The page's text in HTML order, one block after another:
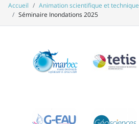
Accueil
Animation scientifique et technique
Séminaire Inondations 2025